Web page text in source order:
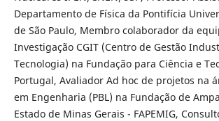
Departamento de Física da Pontifícia
de São Paulo, Membro colaborador da
Investigação CGIT (Centro de Gestão
Tecnologia) na Fundação para Ciência e
Portugal, Avaliador Ad hoc de projetos na
em Engenharia (PBL) na Fundação de
Estado de Minas Gerais - FAPEMIG,